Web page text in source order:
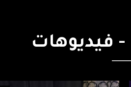
- فيديوهات